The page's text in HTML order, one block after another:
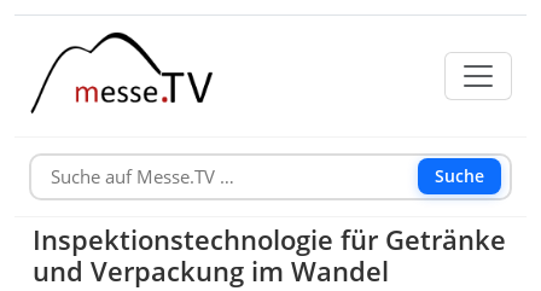
Suche
Inspektionstechnologie für Getränke
und Verpackung im Wandel